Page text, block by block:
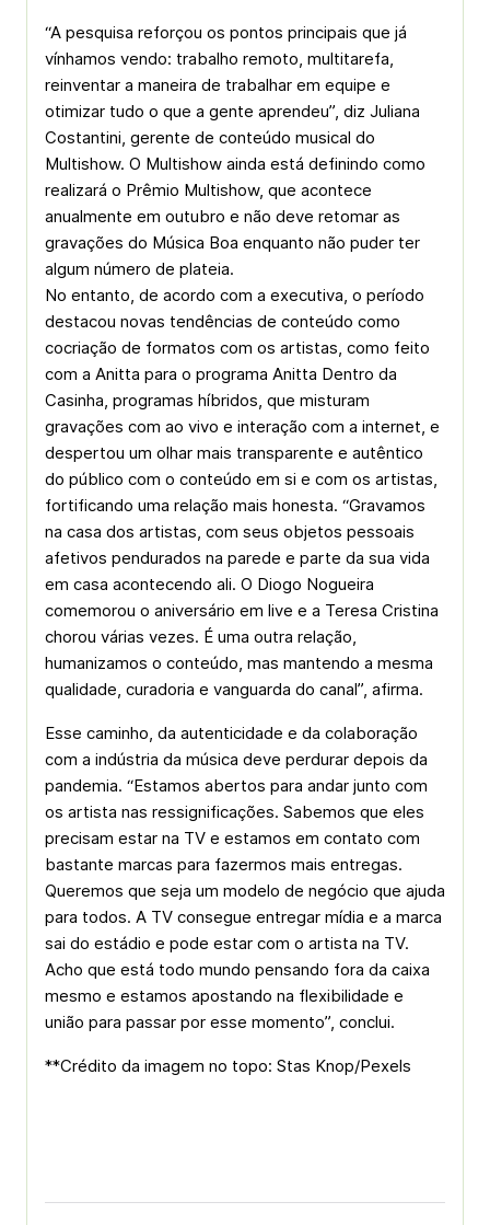
“A pesquisa reforçou os pontos principais que já
vínhamos vendo: trabalho remoto, multitarefa,
reinventar a maneira de trabalhar em equipe e
otimizar tudo o que a gente aprendeu”, diz Juliana
Costantini, gerente de conteúdo musical do
Multishow. O Multishow ainda está definindo como
realizará o Prêmio Multishow, que acontece
anualmente em outubro e não deve retomar as
gravações do Música Boa enquanto não puder ter
algum número de plateia.
No entanto, de acordo com a executiva, o período
destacou novas tendências de conteúdo como
cocriação de formatos com os artistas, como feito
com a Anitta para o programa Anitta Dentro da
Casinha, programas híbridos, que misturam
gravações com ao vivo e interação com a internet, e
despertou um olhar mais transparente e autêntico
do público com o conteúdo em si e com os artistas,
fortificando uma relação mais honesta. “Gravamos
na casa dos artistas, com seus objetos pessoais
afetivos pendurados na parede e parte da sua vida
em casa acontecendo ali. O Diogo Nogueira
comemorou o aniversário em live e a Teresa Cristina
chorou várias vezes. É uma outra relação,
humanizamos o conteúdo, mas mantendo a mesma
qualidade, curadoria e vanguarda do canal”, afirma.
Esse caminho, da autenticidade e da colaboração
com a indústria da música deve perdurar depois da
pandemia. “Estamos abertos para andar junto com
os artista nas ressignificações. Sabemos que eles
precisam estar na TV e estamos em contato com
bastante marcas para fazermos mais entregas.
Queremos que seja um modelo de negócio que ajuda
para todos. A TV consegue entregar mídia e a marca
sai do estádio e pode estar com o artista na TV.
Acho que está todo mundo pensando fora da caixa
mesmo e estamos apostando na flexibilidade e
união para passar por esse momento”, conclui.
**Crédito da imagem no topo: Stas Knop/Pexels